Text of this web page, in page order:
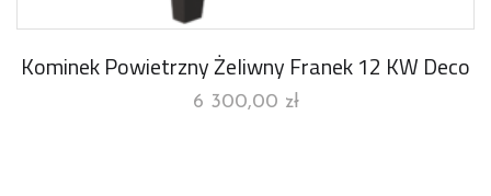
Kominek Powietrzny Żeliwny Franek 12 KW Deco
6 300,00 zł